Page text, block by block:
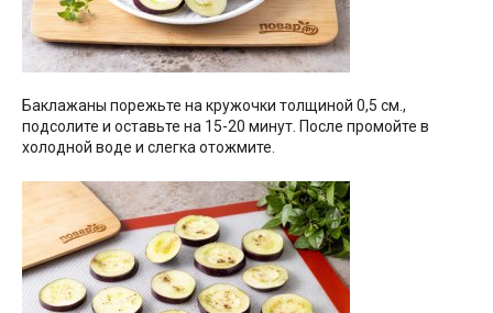
Баклажаны порежьте на кружочки толщиной 0,5 см.,
подсолите и оставьте на 15-20 минут. После промойте в
холодной воде и слегка отожмите.